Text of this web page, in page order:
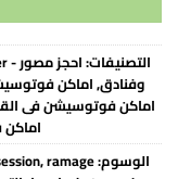
27
28
3
4
10
11
17
18
التصنيفات:احجز مصور - Book a photographer
وفنادق,اماكن
اماكن فوتوسيشن فى
الوسوم:
,ramage